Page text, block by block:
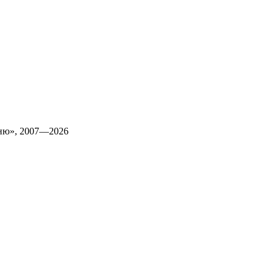
2007—2026